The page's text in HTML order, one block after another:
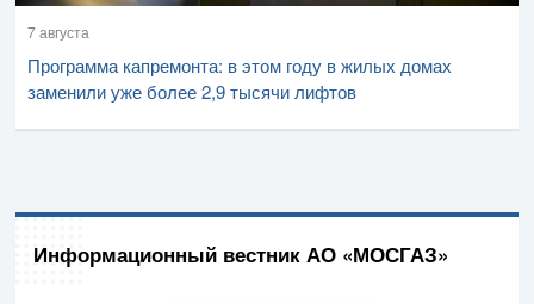
7 августа
Программа капремонта: в этом году в жилых домах
заменили уже более 2,9 тысячи лифтов
Информационный вестник АО «МОСГАЗ»